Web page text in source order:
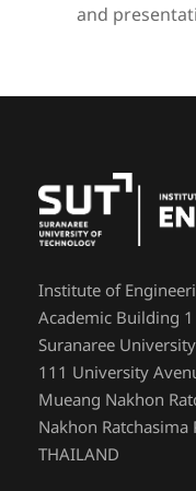
and
Institute of
Academic Building 1
Suranaree
111 University
Mueang Nakhon
Nakhon
THAILAND